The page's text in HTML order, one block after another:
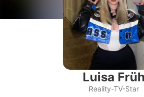
Lifestyle
Familie &
Promiflash
Alle Themen auf
Luisa Früh
Reality-TV-Star